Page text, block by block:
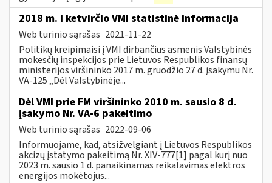
2018 m. I ketvirčio VMI statistinė informacija
Web turinio sąrašas 2021-11-22
Politikų kreipimaisi į VMI dirbančius asmenis Valstybinės
mokesčių inspekcijos prie Lietuvos Respublikos finansų
ministerijos viršininko 2017 m. gruodžio 27 d. įsakymu Nr.
VA-125 „Dėl Valstybinėje...
Dėl VMI prie FM viršininko 2010 m. sausio 8 d.
įsakymo Nr. VA-6 pakeitimo
Web turinio sąrašas 2022-09-06
Informuojame, kad, atsižvelgiant į Lietuvos Respublikos
akcizų įstatymo pakeitimą Nr. XIV-777[1] pagal kurį nuo
2023 m. sausio 1 d. panaikinamas reikalavimas elektros
energijos mokėtojus...